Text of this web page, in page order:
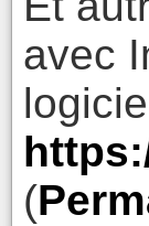
avec
(